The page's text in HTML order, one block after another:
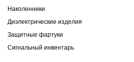
Наколенники
Диэлектрические изделия
Защитные фартуки
Сигнальный инвентарь